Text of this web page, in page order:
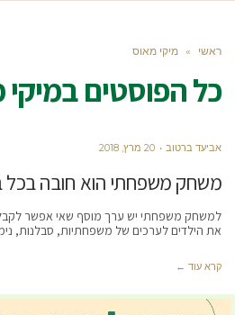
ראשי » מיקי מאוס
כל הפוסטים ב
אביעד ברטוב 20 מרץ, 2018
משחק משפחתי הוא חובה בכל
למשחק משפחתי יש ערך מוסף שאי אפשר לקבל
את הילדים לערכים של משפחתיות, סבלנות,
קרא עוד ←